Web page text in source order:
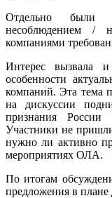
Отдельно были
несоблюдением /
компаниями
Интерес вызвала
особенности
компаний. Эта тема
на дискуссии
признания России
Участники не
нужно ли активно
мероприятиях ОЛА.
По итогам
предложения в плане